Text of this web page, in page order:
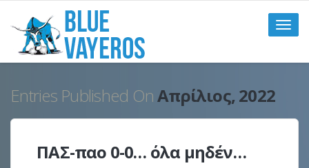
Toggle
Entries Published OnΑπρίλιος, 2022
ΠΑΣ-παο 0-0… όλα μηδέν…